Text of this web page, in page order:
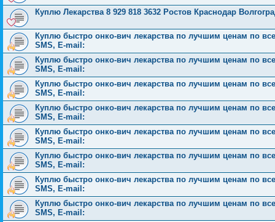
Куплю Лекарства 8 929 818 3632 Ростов Краснодар
Куплю быстро онко-вич лекарства по лучшим ценам по
SMS, E-mail:
Куплю быстро онко-вич лекарства по лучшим ценам по
SMS, E-mail:
Куплю быстро онко-вич лекарства по лучшим ценам по
SMS, E-mail:
Куплю быстро онко-вич лекарства по лучшим ценам по
SMS, E-mail:
Куплю быстро онко-вич лекарства по лучшим ценам по
SMS, E-mail:
Куплю быстро онко-вич лекарства по лучшим ценам по
SMS, E-mail:
Куплю быстро онко-вич лекарства по лучшим ценам по
SMS, E-mail:
Куплю быстро онко-вич лекарства по лучшим ценам по
SMS, E-mail: